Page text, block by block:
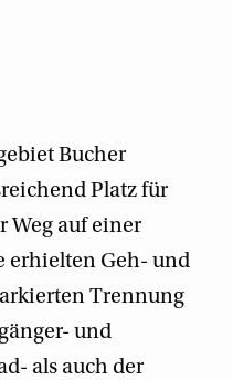
Bucher
Platz für
Weg auf einer
erhielten Geh- und
Trennung
und
als auch der